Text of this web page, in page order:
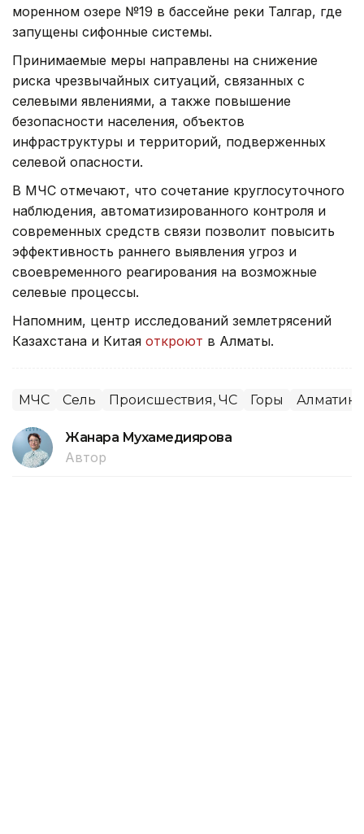
моренном озере №19 в бассейне реки Талгар, где
запущены сифонные системы.
Принимаемые меры направлены на снижение
риска чрезвычайных ситуаций, связанных с
селевыми явлениями, а также повышение
безопасности населения, объектов
инфраструктуры и территорий, подверженных
селевой опасности.
В МЧС отмечают, что сочетание круглосуточного
наблюдения, автоматизированного контроля и
современных средств связи позволит повысить
эффективность раннего выявления угроз и
своевременного реагирования на возможные
селевые процессы.
Напомним, центр исследований землетрясений
Казахстана и Китая откроют в Алматы.
МЧС Сель Происшествия, ЧС Горы
Жанара Мухамедиярова
Автор